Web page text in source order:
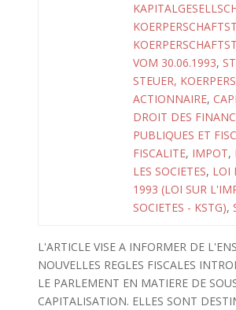
VOM 30.06.1993,
STEUER,
ACTIONNAIRE,
DROIT DES
PUBLIQUES ET
FISCALITE, IMPOT,
LES SOCIETES, LOI
1993 (LOI SUR
SOCIETES - KSTG),
L'ARTICLE VISE A INFORMER DE
NOUVELLES REGLES FISCALES
LE PARLEMENT EN MATIERE DE
CAPITALISATION. ELLES SONT